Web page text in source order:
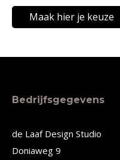
Maak hier je keuze
product
meerdere
Deze
optie
Bedrijfsgegevens
de Laaf Design Studio
Doniaweg 9